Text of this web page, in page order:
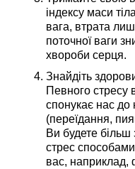
індексу маси
вага, втрата
поточної ваги
хвороби серця.
Знайдіть
Певного стресу
спонукає нас
(переїдання,
Ви будете більш
стрес
вас, наприклад,